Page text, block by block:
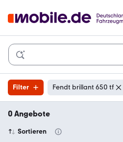
Filter Fendt brillant 650 tf
0 Angebote
Sortieren